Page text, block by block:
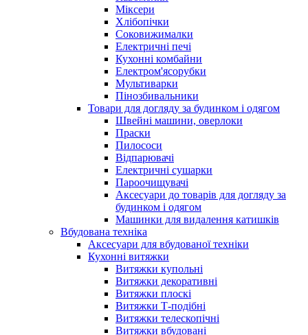
Міксери
Хлібопічки
Соковижималки
Електричні печі
Кухонні комбайни
Електром'ясорубки
Мультиварки
Пінозбивальники
Товари для догляду за будинком і одягом
Швейні машини, оверлоки
Праски
Пилососи
Відпарювачі
Електричні сушарки
Пароочищувачі
Аксесуари до товарів для догляду за
будинком і одягом
Машинки для видалення катишків
Вбудована техніка
Аксесуари для вбудованої техніки
Кухонні витяжки
Витяжки купольні
Витяжки декоративні
Витяжки плоскі
Витяжки Т-подібні
Витяжки телескопічні
Витяжки вбудовані